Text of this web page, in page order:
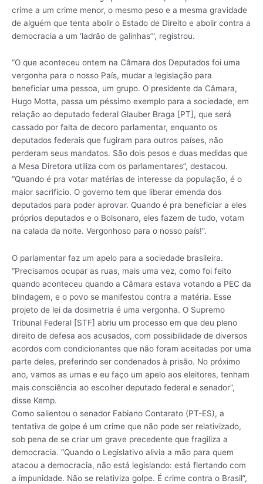
crime a um crime menor, o mesmo peso e a mesma gravidade
de alguém que tenta abolir o Estado de Direito e abolir contra a
democracia a um ‘ladrão de galinhas’”, registrou.
“O que aconteceu ontem na Câmara dos Deputados foi uma
vergonha para o nosso País, mudar a legislação para
beneficiar uma pessoa, um grupo. O presidente da Câmara,
Hugo Motta, passa um péssimo exemplo para a sociedade, em
relação ao deputado federal Glauber Braga [PT], que será
cassado por falta de decoro parlamentar, enquanto os
deputados federais que fugiram para outros países, não
perderam seus mandatos. São dois pesos e duas medidas que
a Mesa Diretora utiliza com os parlamentares”, destacou.
“Quando é pra votar matérias de interesse da população, é o
maior sacrifício. O governo tem que liberar emenda dos
deputados para poder aprovar. Quando é pra beneficiar a eles
próprios deputados e o Bolsonaro, eles fazem de tudo, votam
na calada da noite. Vergonhoso para o nosso país!”.
O parlamentar faz um apelo para a sociedade brasileira.
“Precisamos ocupar as ruas, mais uma vez, como foi feito
quando aconteceu quando a Câmara estava votando a PEC da
blindagem, e o povo se manifestou contra a matéria. Esse
projeto de lei da dosimetria é uma vergonha. O Supremo
Tribunal Federal [STF] abriu um processo em que deu pleno
direito de defesa aos acusados, com possibilidade de diversos
acordos com condicionantes que não foram aceitadas por uma
parte deles, preferindo ser condenados à prisão. No próximo
ano, vamos as urnas e eu faço um apelo aos eleitores, tenham
mais consciência ao escolher deputado federal e senador”,
disse Kemp.
Como salientou o senador Fabiano Contarato (PT-ES), a
tentativa de golpe é um crime que não pode ser relativizado,
sob pena de se criar um grave precedente que fragiliza a
democracia. “Quando o Legislativo alivia a mão para quem
atacou a democracia, não está legislando: está flertando com
a impunidade. Não se relativiza golpe. É crime contra o Brasil”,